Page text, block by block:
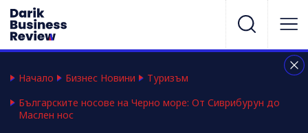
Начало Бизнес Новини
Туризъм
Българските носове на Черно море: От Сиврибурун до
Маслен нос